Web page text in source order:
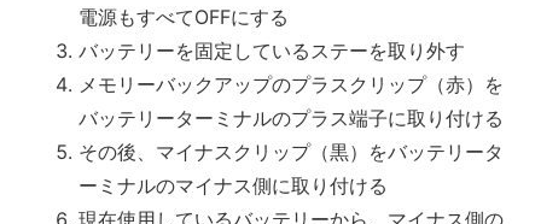
電源もすべてOFFにする
バッテリーを固定しているステーを取り外す
メモリーバックアップのプラスクリップ（赤）を
バッテリーターミナルのプラス端子に取り付ける
その後、マイナスクリップ（黒）をバッテリータ
ーミナルのマイナス側に取り付ける